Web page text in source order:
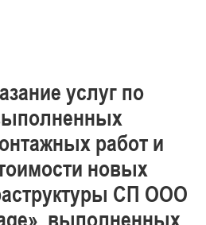
наших работников
услуг по
работ и
новых
СП ООО